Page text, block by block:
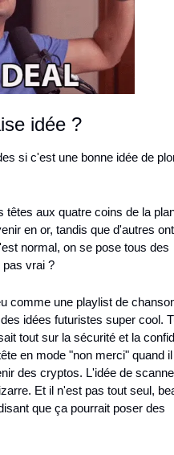
idée ?
si c'est une bonne idée de
têtes aux quatre coins de la
en or, tandis que d'autres ont
normal, on se pose tous des
pas vrai ?
comme une playlist de
idées futuristes super cool.
tout sur la sécurité et la
en mode "non merci" quand
des cryptos. L'idée de
Et il n'est pas tout seul,
que ça pourrait poser des